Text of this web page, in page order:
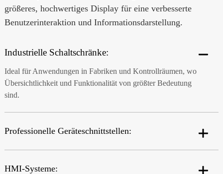
größeres, hochwertiges Display für eine verbesserte
Benutzerinteraktion und Informationsdarstellung.
Industrielle Schaltschränke:
Ideal für Anwendungen in Fabriken und Kontrollräumen, wo
Übersichtlichkeit und Funktionalität von größter Bedeutung
sind.
Professionelle Geräteschnittstellen:
HMI-Systeme: